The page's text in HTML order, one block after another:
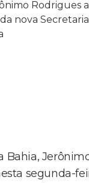
Bahia,
segunda-